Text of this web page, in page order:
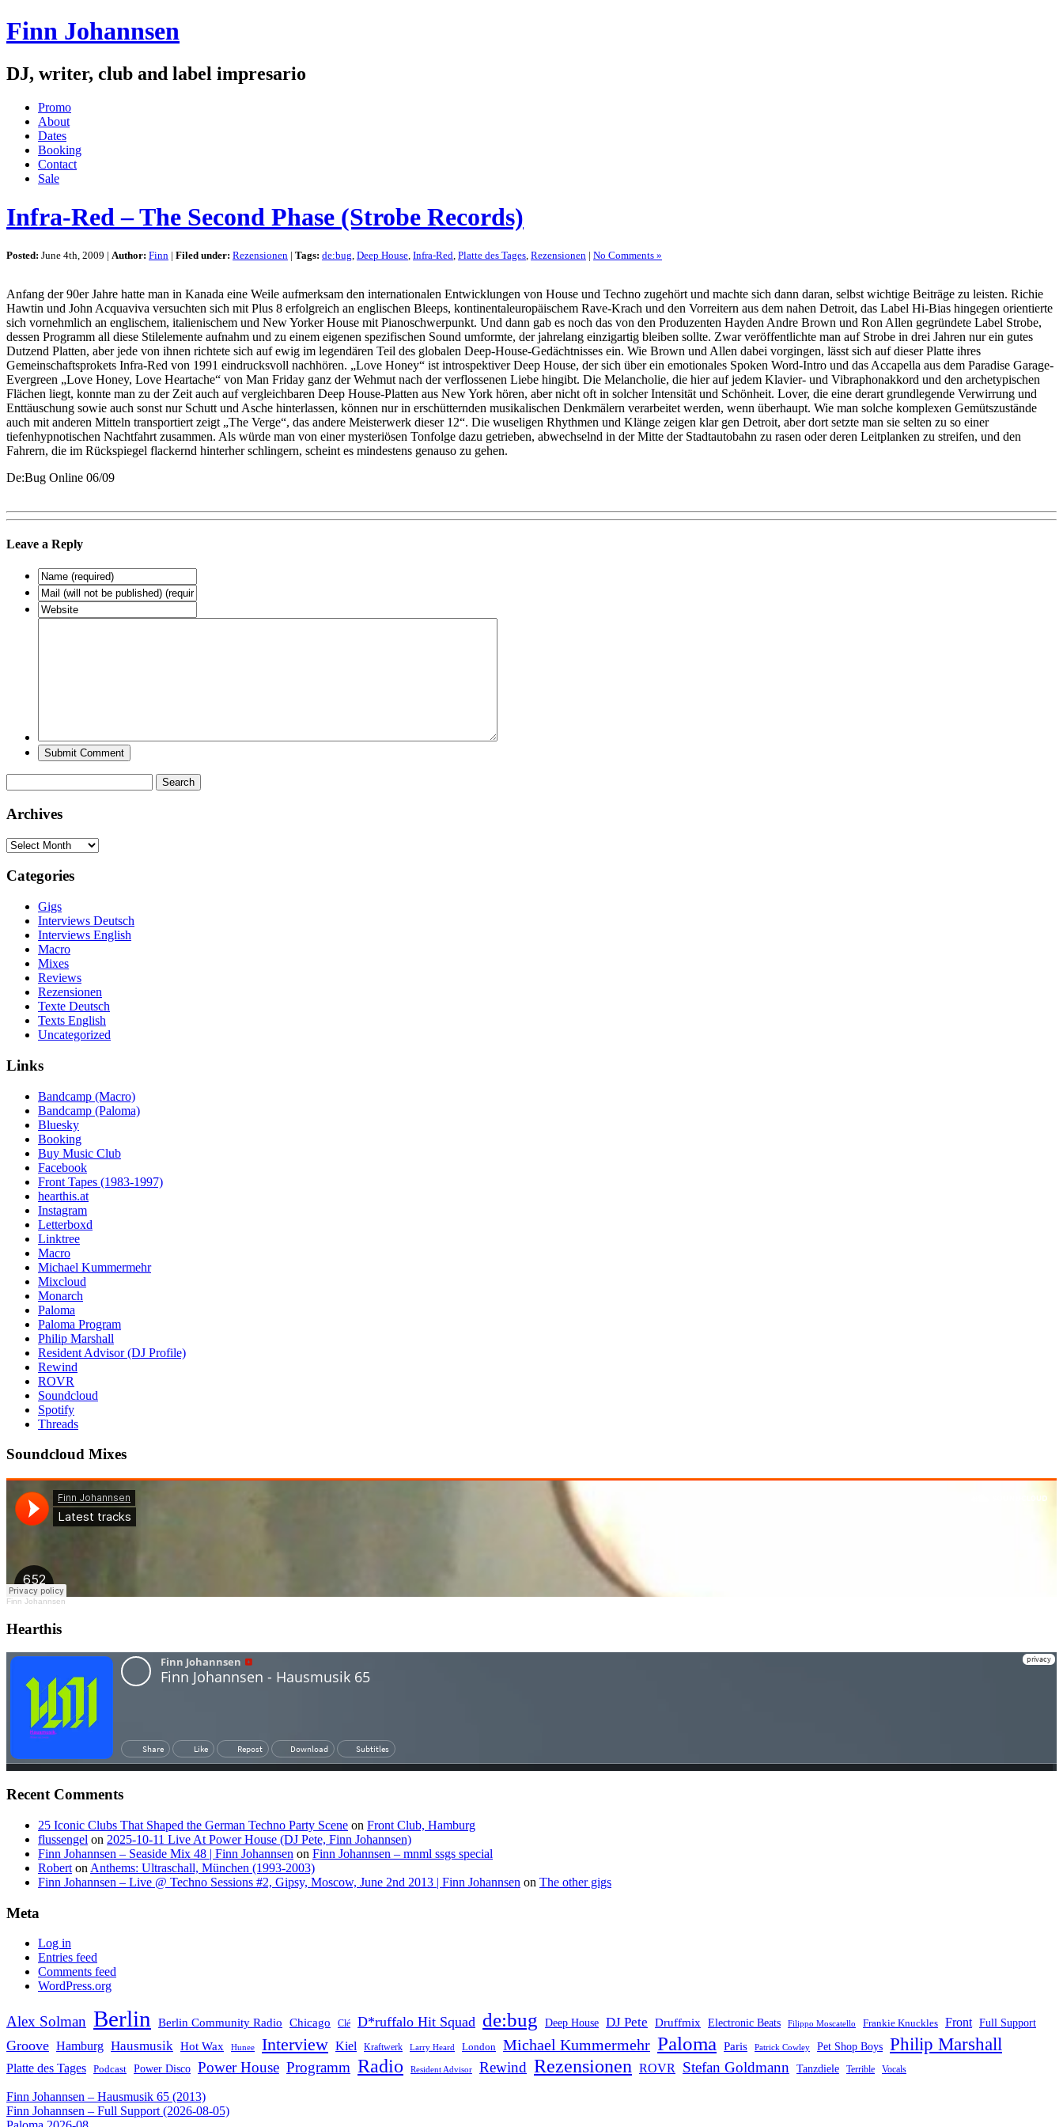
Finn Johannsen
DJ, writer, club and label impresario
Promo
About
Dates
Booking
Contact
Sale
Infra-Red – The Second Phase (Strobe Records)
Posted: June 4th, 2009 | Author: Finn | Filed under: Rezensionen | Tags: de:bug Deep House Infra-Red Platte des Tages Rezensionen | No Comments »
Anfang der 90er Jahre hatte man in Kanada eine Weile aufmerksam den internationalen Entwicklungen von House und Techno zugehört und machte sich dann daran, selbst wichtige Beiträge zu leisten. Richie
Hawtin und John Acquaviva versuchten sich mit Plus 8 erfolgreich an englischen Bleeps, kontinentaleuropäischem Rave-Krach und den Vorreitern aus dem nahen Detroit, das Label Hi-Bias hingegen orientierte
sich vornehmlich an englischem, italienischem und New Yorker House mit Pianoschwerpunkt. Und dann gab es noch das von den Produzenten Hayden Andre Brown und Ron Allen gegründete Label Strobe,
dessen Programm all diese Stilelemente aufnahm und zu einem eigenen spezifischen Sound umformte, der jahrelang einzigartig bleiben sollte. Zwar veröffentlichte man auf Strobe in drei Jahren nur ein gutes
Dutzend Platten, aber jede von ihnen richtete sich auf ewig im legendären Teil des globalen Deep-House-Gedächtnisses ein. Wie Brown und Allen dabei vorgingen, lässt sich auf dieser Platte ihres
Gemeinschaftsprokets Infra-Red von 1991 eindrucksvoll nachhören. „Love Honey“ ist introspektiver Deep House, der sich über ein emotionales Spoken Word-Intro und das Accapella aus dem Paradise Garage-
Evergreen „Love Honey, Love Heartache“ von Man Friday ganz der Wehmut nach der verflossenen Liebe hingibt. Die Melancholie, die hier auf jedem Klavier- und Vibraphonakkord und den archetypischen
Flächen liegt, konnte man zu der Zeit auch auf vergleichbaren Deep House-Platten aus New York hören, aber nicht oft in solcher Intensität und Schönheit. Lover, die eine derart grundlegende Verwirrung und
Enttäuschung sowie auch sonst nur Schutt und Asche hinterlassen, können nur in erschütternden musikalischen Denkmälern verarbeitet werden, wenn überhaupt. Wie man solche komplexen Gemütszustände
auch mit anderen Mitteln transportiert zeigt „The Verge“, das andere Meisterwerk dieser 12“. Die wuseligen Rhythmen und Klänge zeigen klar gen Detroit, aber dort setzte man sie selten zu so einer
tiefenhypnotischen Nachtfahrt zusammen. Als würde man von einer mysteriösen Tonfolge dazu getrieben, abwechselnd in der Mitte der Stadtautobahn zu rasen oder deren Leitplanken zu streifen, und den
Fahrern, die im Rückspiegel flackernd hinterher schlingern, scheint es mindestens genauso zu gehen.
De:Bug Online 06/09
Leave a Reply
for:
Archives
Archives
Categories
Gigs
Interviews Deutsch
Interviews English
Macro
Mixes
Reviews
Rezensionen
Texte Deutsch
Texts English
Uncategorized
Links
Bandcamp (Macro)
Bandcamp (Paloma)
Bluesky
Booking
Buy Music Club
Facebook
Front Tapes (1983-1997)
hearthis.at
Instagram
Letterboxd
Linktree
Macro
Michael Kummermehr
Mixcloud
Monarch
Paloma
Paloma Program
Philip Marshall
Resident Advisor (DJ Profile)
Rewind
ROVR
Soundcloud
Spotify
Threads
Soundcloud Mixes
Finn Johannsen
Hearthis
Recent Comments
25 Iconic Clubs That Shaped the German Techno Party Scene on Front Club, Hamburg
flussengel on 2025-10-11 Live At Power House (DJ Pete, Finn Johannsen)
Finn Johannsen – Seaside Mix 48 | Finn Johannsen on Finn Johannsen – mnml ssgs special
Robert on Anthems: Ultraschall, München (1993-2003)
Finn Johannsen – Live @ Techno Sessions #2, Gipsy, Moscow, June 2nd 2013 | Finn Johannsen on The other gigs
Meta
Log in
Entries feed
Comments feed
WordPress.org
Alex Solman Berlin Berlin Community Radio Chicago Clé D*ruffalo Hit Squad de:bug Deep House DJ Pete Druffmix Electronic Beats Filippo Moscatello Frankie Knuckles Front Full Support
Groove Hamburg Hausmusik Hot Wax Hunee Interview Kiel Kraftwerk Larry Heard London Michael Kummermehr Paloma Paris Patrick Cowley Pet Shop Boys Philip Marshall
Platte des Tages Podcast Power Disco Power House Programm Radio Resident Advisor Rewind Rezensionen ROVR Stefan Goldmann Tanzdiele Terrible Vocals
Finn Johannsen – Hausmusik 65 (2013)
Finn Johannsen – Full Support (2026-08-05)